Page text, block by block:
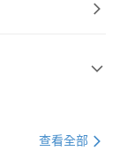
查看全部